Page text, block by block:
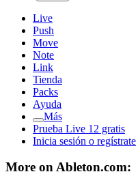
Live
Push
Move
Note
Link
Tienda
Packs
Ayuda
Más
Prueba Live 12 gratis
Inicia sesión o regístrate
More on Ableton.com: